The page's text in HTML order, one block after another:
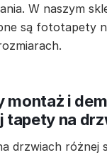
W naszym
są fototapety
montaż i
tapety na
drzwiach różnej